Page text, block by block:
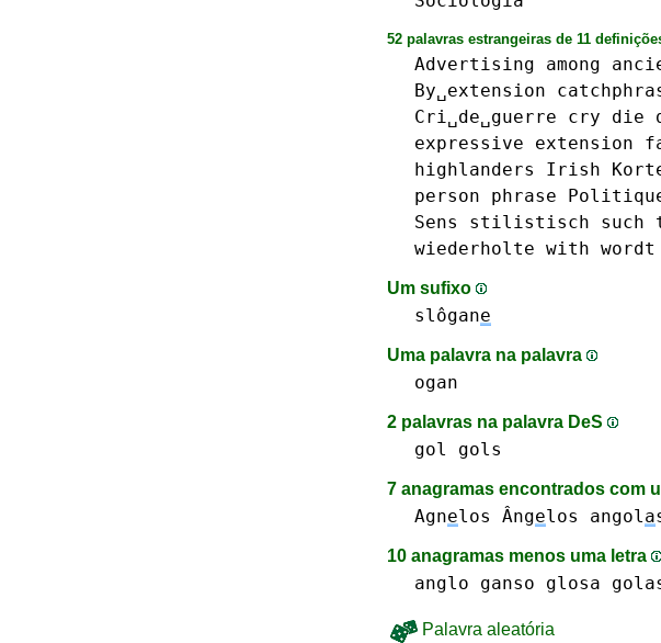
52 palavras estrangeiras de 11
Advertising among
By␣extension
Cri␣de␣guerre
cry die
expressive
extension
highlanders
Irish
person
phrase
Sens
stilistisch such
wiederholte with wordt
Um sufixo
slôgane
Uma palavra na palavra
ogan
2 palavras na palavra DeS
gol gols
7 anagramas encontrados com
Agnelos Ângelos angola
10 anagramas menos uma letra
anglo ganso glosa
Palavra aleatória